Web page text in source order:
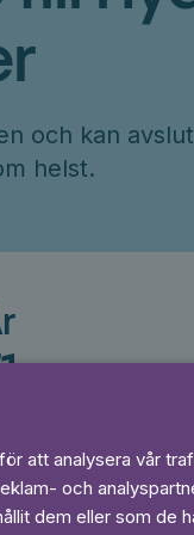
och kan
helst.
Läs och lyssna obegränsat
bindningstid
att analysera vår
och
dem eller som de